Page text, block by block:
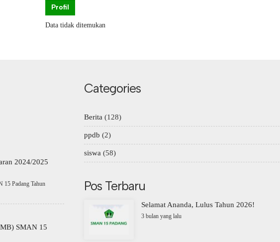
Profil
Data tidak ditemukan
2024/2025
15 Padang Tahun
SMAN 15
Categories
Berita (128)
ppdb (2)
siswa (58)
Pos Terbaru
Selamat Ananda, Lulus Tahun 2026!
3 bulan yang lalu